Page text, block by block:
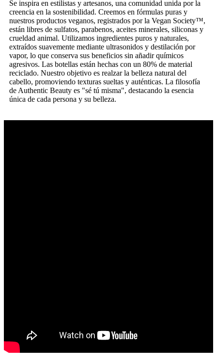
Se inspira en estilistas y artesanos, una comunidad unida por la
creencia en la sostenibilidad. Creemos en fórmulas puras y
nuestros productos veganos, registrados por la Vegan Society™,
están libres de sulfatos, parabenos, aceites minerales, siliconas y
crueldad animal. Utilizamos ingredientes puros y naturales,
extraídos suavemente mediante ultrasonidos y destilación por
vapor, lo que conserva sus beneficios sin añadir químicos
agresivos. Las botellas están hechas con un 80% de material
reciclado. Nuestro objetivo es realzar la belleza natural del
cabello, promoviendo texturas sueltas y auténticas. La filosofía
de Authentic Beauty es "sé tú misma", destacando la esencia
única de cada persona y su belleza.